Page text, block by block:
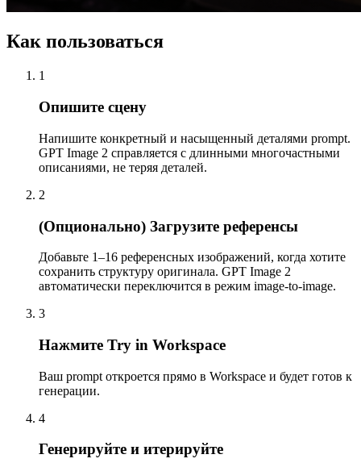
Как пользоваться
1
Опишите сцену
Напишите конкретный и насыщенный деталями prompt.
GPT Image 2 справляется с длинными многочастными
описаниями, не теряя деталей.
2
(Опционально) Загрузите референсы
Добавьте 1–16 референсных изображений, когда хотите
сохранить структуру оригинала. GPT Image 2
автоматически переключится в режим image-to-image.
3
Нажмите Try in Workspace
Ваш prompt откроется прямо в Workspace и будет готов к
генерации.
4
Генерируйте и итерируйте